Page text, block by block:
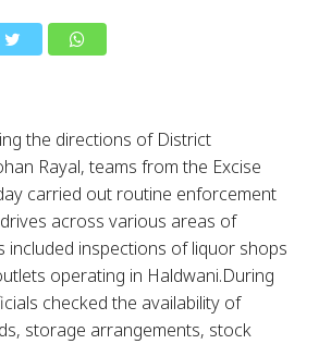
the directions of District
Rayal, teams from the Excise
carried out routine enforcement
across various areas of
included inspections of liquor shops
operating in Haldwani.During
checked the availability of
storage arrangements, stock